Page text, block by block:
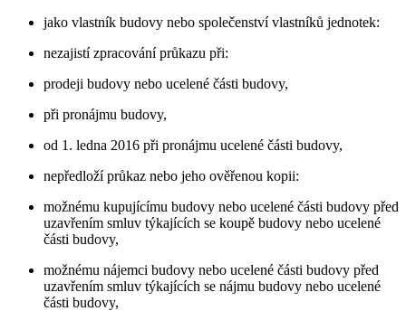
jako vlastník budovy nebo společenství vlastníků jednotek:
nezajistí zpracování průkazu při:
prodeji budovy nebo ucelené části budovy,
při pronájmu budovy,
od 1. ledna 2016 při pronájmu ucelené části budovy,
nepředloží průkaz nebo jeho ověřenou kopii:
možnému kupujícímu budovy nebo ucelené části budovy před
uzavřením smluv týkajících se koupě budovy nebo ucelené
části budovy,
možnému nájemci budovy nebo ucelené části budovy před
uzavřením smluv týkajících se nájmu budovy nebo ucelené
části budovy,